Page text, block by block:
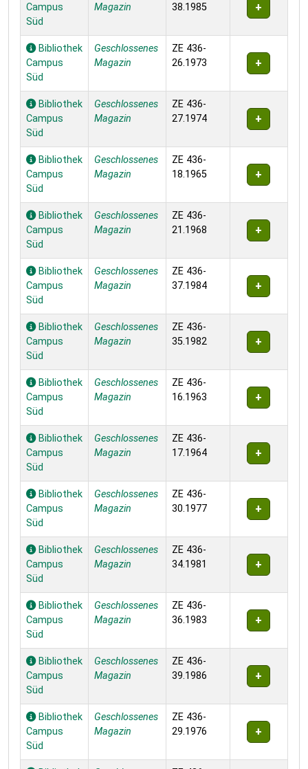
Campus
Süd
Magazin 38.1985
Bibliothek
Campus
Süd
Geschlossenes
Magazin
ZE 436-
26.1973
Bibliothek
Campus
Süd
Geschlossenes
Magazin
ZE 436-
27.1974
Bibliothek
Campus
Süd
Geschlossenes
Magazin
ZE 436-
18.1965
Bibliothek
Campus
Süd
Geschlossenes
Magazin
ZE 436-
21.1968
Bibliothek
Campus
Süd
Geschlossenes
Magazin
ZE 436-
37.1984
Bibliothek
Campus
Süd
Geschlossenes
Magazin
ZE 436-
35.1982
Bibliothek
Campus
Süd
Geschlossenes
Magazin
ZE 436-
16.1963
Bibliothek
Campus
Süd
Geschlossenes
Magazin
ZE 436-
17.1964
Bibliothek
Campus
Süd
Geschlossenes
Magazin
ZE 436-
30.1977
Bibliothek
Campus
Süd
Geschlossenes
Magazin
ZE 436-
34.1981
Bibliothek
Campus
Süd
Geschlossenes
Magazin
ZE 436-
36.1983
Bibliothek
Campus
Süd
Geschlossenes
Magazin
ZE 436-
39.1986
Bibliothek
Campus
Süd
Geschlossenes
Magazin
ZE 436-
29.1976